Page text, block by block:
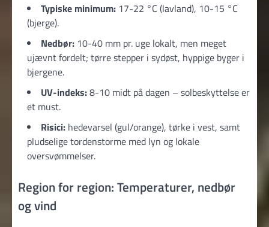
Typiske minimum: 17-22 °C (lavland), 10-15 °C
(bjerge).
Nedbør: 10-40 mm pr. uge lokalt, men meget
ujævnt fordelt; tørre stepper i sydøst, hyppige byger i
bjergene.
UV-indeks:8-10 midt på dagen – solbeskyttelse er
et must.
Risici: hedevarsel (gul/orange), tørke i vest, samt
pludselige tordenstorme med lyn og lokale
oversvømmelser.
Region for region: Temperaturer, nedbør
og vind